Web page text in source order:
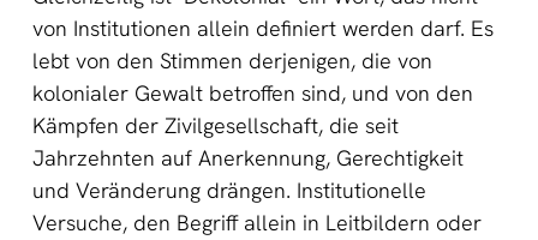
von Institutionen allein definiert werden darf. Es
lebt von den Stimmen derjenigen, die von
kolonialer Gewalt betroffen sind, und von den
Kämpfen der Zivilgesellschaft, die seit
Jahrzehnten auf Anerkennung, Gerechtigkeit
und Veränderung drängen. Institutionelle
Versuche, den Begriff allein in Leitbildern oder